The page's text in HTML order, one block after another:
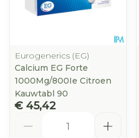
Eurogenerics (EG)
Calcium EG Forte
1000Mg/800Ie Citroen
Kauwtabl 90
€ 45,42